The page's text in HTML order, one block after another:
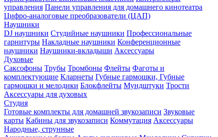
управления Панели управления для домашнего кинотеатра
Цифро-аналоговые преобразователи (ЦАП)
Наушники
DJ наушники Студийные наушники Профессиональные
гарнитуры Накладные наушники Конференционные
наушники Наушники-вкладыши Аксессуары
Духовые
Саксофоны Трубы Тромбоны Флейты Фаготы и
комплектующие Кларнеты Губные гармошки, Губные
гармошки и мелодики Блокфлейты Мундштуки Трости
Аксессуары для духовых
Студия
Готовые комплекты для домашней звукозаписи Звуковые
карты Кабины для звукозаписи Коммутация Аксессуары
Народные, струнные